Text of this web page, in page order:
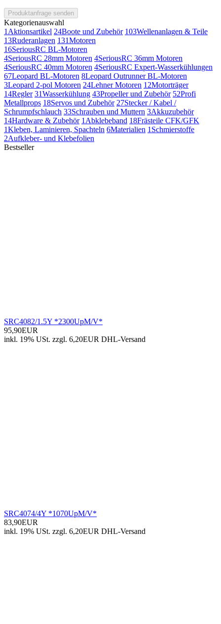
Produktanfrage senden
Kategorienauswahl
1 Aktionsartikel 24Boote und Zubehör 103Wellenanlagen & Teile
13Ruderanlagen 131Motoren
16SeriousRC BL-Motoren
4SeriousRC 28mm Motoren 4SeriousRC 36mm Motoren
4SeriousRC 40mm Motoren 4SeriousRC Expert-Wasserkühlungen
67Leopard BL-Motoren 8Leopard Outrunner BL-Motoren
3Leopard 2-pol Motoren 24Lehner Motoren 12Motorträger
14Regler 31Wasserkühlung 43Propeller und Zubehör 52Profi
Metallprops 18Servos und Zubehör 27Stecker / Kabel /
Schrumpfschlauch 33Schrauben und Muttern 3Akkuzubehör
14Hardware & Zubehör 1 Abklebeband 18Frästeile CFK/GFK
1Kleben, Laminieren, Spachteln 6Materialien 1 Schmierstoffe
2Aufkleber- und Klebefolien
Bestseller
SRC4082/1.5Y *2300UpM/V*
95,90EUR
inkl. 19% USt. zzgl. 6,20EUR DHL-Versand
SRC4074/4Y *1070UpM/V*
83,90EUR
inkl. 19% USt. zzgl. 6,20EUR DHL-Versand